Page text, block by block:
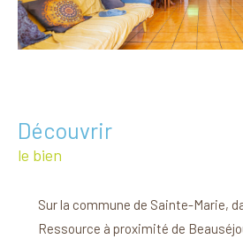
découvrir
le bien
Sur la commune de Sainte-Marie,
Ressource à proximité de